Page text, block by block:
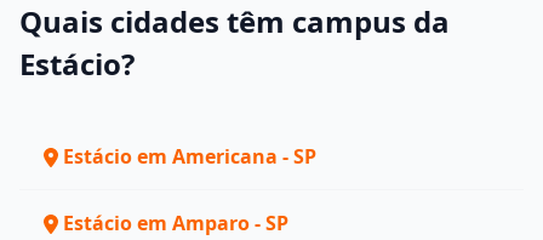
Quais cidades têm campus da
Estácio?
Estácio em Americana - SP
Estácio em Amparo - SP